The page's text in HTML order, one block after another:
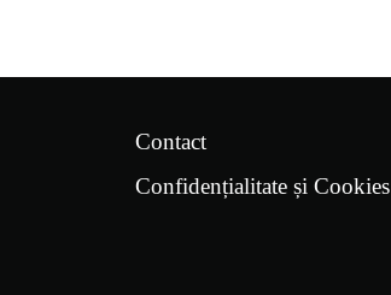
Contact
Confidențialitate și Cookies